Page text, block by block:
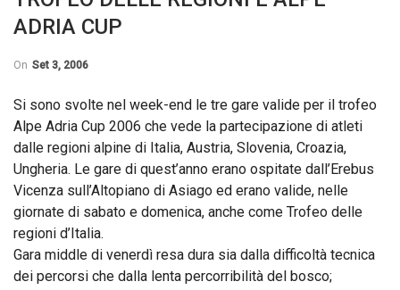
ADRIA CUP
On Set 3, 2006
Si sono svolte nel week-end le tre gare valide per il trofeo
Alpe Adria Cup 2006 che vede la partecipazione di atleti
dalle regioni alpine di Italia, Austria, Slovenia, Croazia,
Ungheria. Le gare di quest’anno erano ospitate dall’Erebus
Vicenza sull’Altopiano di Asiago ed erano valide, nelle
giornate di sabato e domenica, anche come Trofeo delle
regioni d’Italia.
Gara middle di venerdì resa dura sia dalla difficoltà tecnica
dei percorsi che dalla lenta percorribilità del bosco;